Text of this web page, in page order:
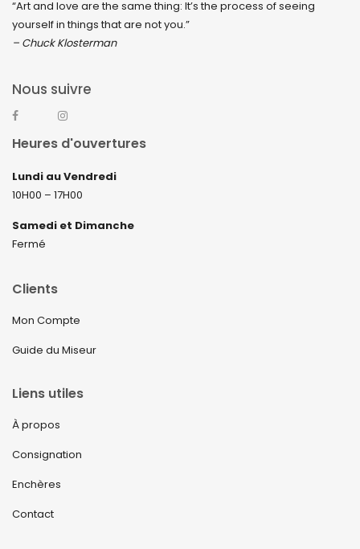
“Art and love are the same thing: It’s the process of seeing
yourself in things that are not you.”
– Chuck Klosterman
Nous suivre
Heures d'ouvertures
Lundi au Vendredi
10H00 – 17H00
Samedi et Dimanche
Fermé
Clients
Mon Compte
Guide du Miseur
Liens utiles
À propos
Consignation
Enchères
Contact